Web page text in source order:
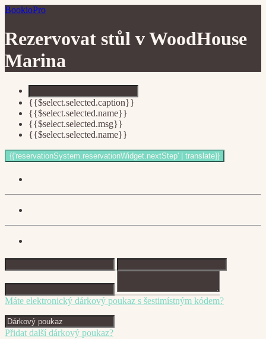
BookioPro
Rezervovat stůl vWoodHouse
Marina
{{$select.selected.caption}}
{{$select.selected.name}}
{{$select.selected.msg}}
{{$select.selected.name}}
Máte elektronický dárkový poukaz s šestimístným kódem?
Přidat další dárkový poukaz?